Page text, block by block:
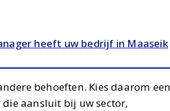
heeft uw bedrijf in Maaseik
behoeften. Kies daarom
aansluit bij uw sector,